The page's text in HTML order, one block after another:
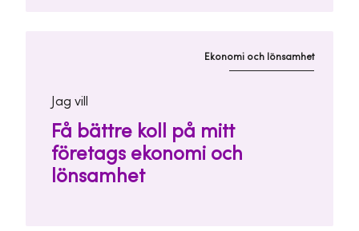
Ekonomi och lönsamhet
Jag vill
Få bättre koll på mitt
företags ekonomi och
lönsamhet